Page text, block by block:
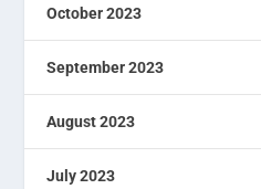
October 2023
September 2023
August 2023
July 2023